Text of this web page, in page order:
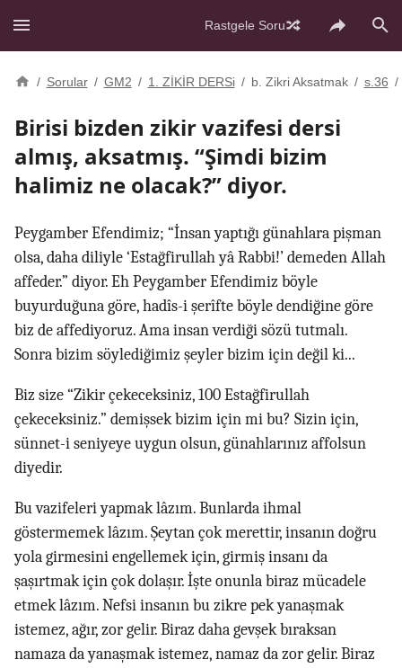
Rastgele Soru
/ Sorular / GM2 / 1. ZİKİR DERSi / b. Zikri Aksatmak / s.36 /
Birisi bizden zikir vazifesi dersi
almış, aksatmış. “Şimdi bizim
halimiz ne olacak?” diyor.
Peygamber Efendimiz; “İnsan yaptığı günahlara pişman
olsa, daha diliyle ‘Estağfirullah yâ Rabbi!’ demeden Allah
affeder.” diyor. Eh Peygamber Efendimiz böyle
buyurduğuna göre, hadîs-i şerîfte böyle dendiğine göre
biz de affediyoruz. Ama insan verdiği sözü tutmalı.
Sonra bizim söylediğimiz şeyler bizim için değil ki...
Biz size “Zikir çekeceksiniz, 100 Estağfirullah
çekeceksiniz.” demişsek bizim için mi bu? Sizin için,
sünnet-i seniyeye uygun olsun, günahlarınız affolsun
diyedir.
Bu vazifeleri yapmak lâzım. Bunlarda ihmal
göstermemek lâzım. Şeytan çok merettir, insanın doğru
yola girmesini engellemek için, girmiş insanı da
şaşırtmak için çok dolaşır. İşte onunla biraz mücadele
etmek lâzım. Nefsi insanın bu zikre pek yanaşmak
istemez, ağır, zor gelir. Biraz daha gevşek bıraksan
namaza da yanaşmak istemez, namaz da zor gelir. Biraz